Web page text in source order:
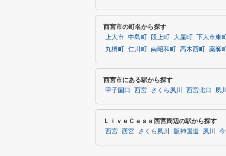
西宮市の町名から探す
上大市 中島町 段上町 大屋町 下大市東町
丸橋町
仁川町 南昭和町 高木西町 薬師町
西宮市にある駅から探す
甲子園口 西宮 さくら夙川 西宮北口 夙川
ＬｉｖｅＣａｓａ西宮周辺の駅から探す
西宮 西宮 さくら夙川 阪神国道 夙川